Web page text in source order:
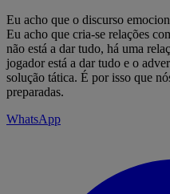
Eu acho que o discurso
Eu acho que cria-se relações
não está a dar tudo, há uma
jogador está a dar tudo e o
solução tática. É por isso que
preparadas.
WhatsApp